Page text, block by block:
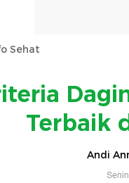
Sehat
Terbaik
Andi